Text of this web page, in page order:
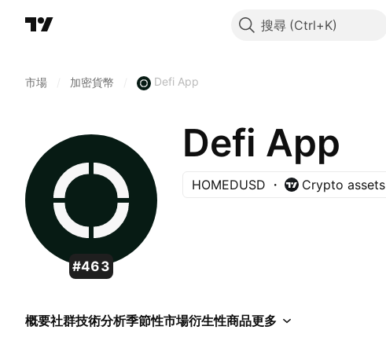
搜尋
市場 加密貨幣 Defi App
#463
Defi App
HOMEDUSD Crypto assets
概要社群技術分析季節性市場衍生性商品更多